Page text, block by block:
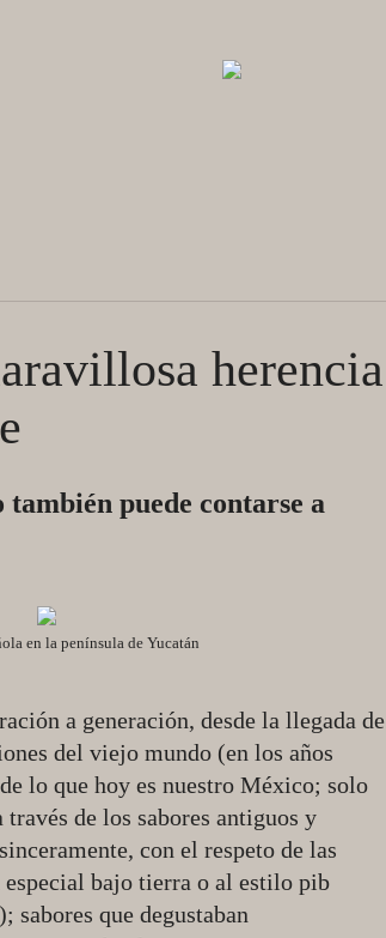
herencia
puede contarse a
en la península de Yucatán
a generación, desde la llegada de
del viejo mundo (en los años
lo que hoy es nuestro México; solo
de los sabores antiguos y
con el respeto de las
bajo tierra o al estilo pib
sabores que degustaban